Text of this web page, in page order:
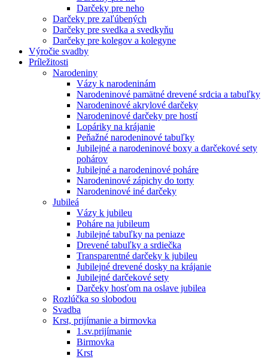
Darčeky pre neho
Darčeky pre zaľúbených
Darčeky pre svedka a svedkyňu
Darčeky pre kolegov a kolegyne
Výročie svadby
Príležitosti
Narodeniny
Vázy k narodeninám
Narodeninové pamätné drevené srdcia a tabuľky
Narodeninové akrylové darčeky
Narodeninové darčeky pre hostí
Lopáriky na krájanie
Peňažné narodeninové tabuľky
Jubilejné a narodeninové boxy a darčekové sety
pohárov
Jubilejné a narodeninové poháre
Narodeninové zápichy do torty
Narodeninové iné darčeky
Jubileá
Vázy k jubileu
Poháre na jubileum
Jubilejné tabuľky na peniaze
Drevené tabuľky a srdiečka
Transparentné darčeky k jubileu
Jubilejné drevené dosky na krájanie
Jubilejné darčekové sety
Darčeky hosťom na oslave jubilea
Rozlúčka so slobodou
Svadba
Krst, prijímanie a birmovka
1.sv.prijímanie
Birmovka
Krst